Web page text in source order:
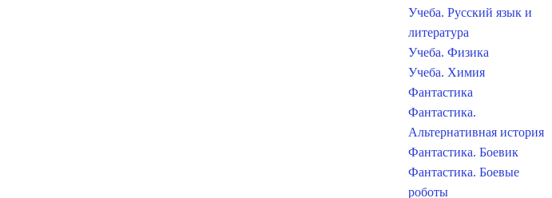
Учеба. Русский язык и
литература
Учеба. Физика
Учеба. Химия
Фантастика
Фантастика.
Альтернативная история
Фантастика. Боевик
Фантастика. Боевые
роботы